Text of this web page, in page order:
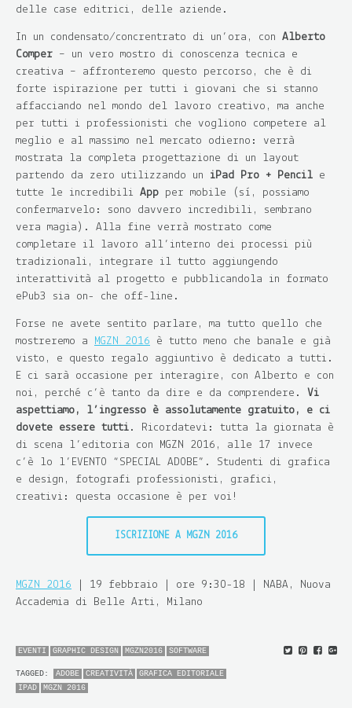
delle case editrici, delle aziende.
In un condensato/concrentrato di un’ora, con Alberto
Comper – un vero mostro di conoscenza tecnica e
creativa – affronteremo questo percorso, che è di
forte ispirazione per tutti i giovani che si stanno
affacciando nel mondo del lavoro creativo, ma anche
per tutti i professionisti che vogliono competere al
meglio e al massimo nel mercato odierno: verrà
mostrata la completa progettazione di un layout
partendo da zero utilizzando un iPad Pro + Pencil e
tutte le incredibili App per mobile (sì, possiamo
confermarvelo: sono davvero incredibili, sembrano
vera magia). Alla fine verrà mostrato come
completare il lavoro all’interno dei processi più
tradizionali, integrare il tutto aggiungendo
interattività al progetto e pubblicandola in formato
ePub3 sia on- che off-line.
Forse ne avete sentito parlare, ma tutto quello che
mostreremo a
MGZN 2016 è tutto meno che banale e già
visto, e questo regalo aggiuntivo è dedicato a tutti.
E ci sarà occasione per interagire, con Alberto e con
noi, perché c’è tanto da dire e da comprendere. Vi
aspettiamo, l’ingresso è assolutamente gratuito, e ci
dovete essere tutti . Ricordatevi: tutta la giornata è
di scena l’editoria con MGZN 2016, alle 17 invece
c’è lo l’EVENTO “SPECIAL ADOBE”. Studenti di grafica
e design, fotografi professionisti, grafici,
creativi: questa occasione è per voi!
ISCRIZIONE A MGZN 2016
MGZN 2016 | 19 febbraio | ore 9:30-18 | NABA, Nuova
Accademia di Belle Arti, Milano
EVENTI GRAPHIC DESIGN MGZN2016 SOFTWARE
TAGGED: ADOBE CREATIVITÀ
GRAFICA EDITORIALE
IPAD
MGZN 2016